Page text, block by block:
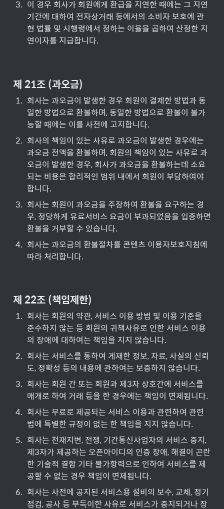
3. 이 경우 회사가 회원에게 환급을 지연한 때에는 그 지연
기간에 대하여 전자상거래 등에서의 소비자 보호에 관
현 법률 및 시행령에서 정하는 이율을 곱하여 산정한 지
연이자를 지급합니다.
제 21조 (과오금)
1. 회사는 과오금이 발생한 경우 회원이 결제한 방법과 동
일한 방법으로 환불하며, 동일한 방법으로 환불이 불가
능할 때에는 이를 사전에 고지합니다.
2. 회사의 책임이 있는 사유로 과오금이 발생한 경우에는
과오금 전액을 환불하며, 회원의 책임이 있는 사유로 과
오금이 발생한 경우, 회사가 과오금을 환불하는데 소요
되는 비용은 합리적인 범위 내에서 회원이 부담하여야
합니다.
3. 회사는 회원이 과오금을 주장하여 환불을 요구하는 경
우, 정당하게 유료서비스 요금이 부과되었음을 입증하면
환불을 거부할 수 있습니다.
4. 회사는 과오금의 환불절차를 콘텐츠 이용자보호지침에
따라 처리합니다.
제 22조 (책임제한)
1. 회사는 회원의 약관, 서비스 이용 방법 및 이용 기준을
준수하지 않는 등 회원의 귀책사유로 인한 서비스 이용
의 장애에 대하여는 책임을 지지 않습니다.
2. 회사는 서비스를 통하여 게재한 정보, 자료, 사실의 신뢰
도, 정확성 등의 내용에 관하여는 보증하지 않습니다.
3. 회사는 회원 간 또는 회원과 제3자 상호간에 서비스를
매개로 하여 거래 등을 한 경우에는 책임이 면제됩니다.
4. 회사는 무료로 제공되는 서비스 이용과 관련하여 관련
법에 특별한 규정이 없는 한 책임을 지지 않습니다.
5. 회사는 천재지변, 전쟁, 기간통신사업자의 서비스 중지,
제3자가 제공하는 오픈아이디의 인증 장애, 해결이 곤란
한 기술적 결함 기타 불가항력으로 인하여 서비스를 제
공할 수 없는 경우 책임이 면제됩니다.
6. 회사는 사전에 공지된 서비스용 설비의 보수, 교체, 정기
점검, 공사 등 부득이한 사유로 서비스가 중지되거나 장